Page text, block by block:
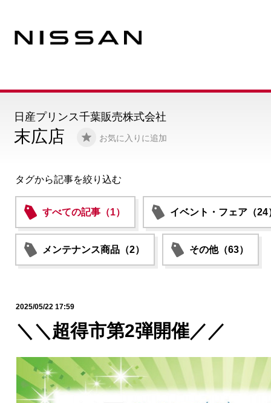
末広店 お気に入りに追加
日産プリンス千葉販売株式会社
タグから記事を絞り込む
すべての記事（1） イベント・フェア（24
メンテナンス商品（2） その他（63）
2025/05/22 17:59
＼＼超得市第2弾開催／／